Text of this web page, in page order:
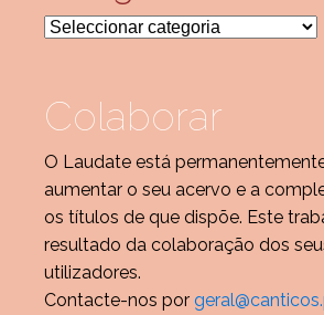
Categorias
Colaborar
O Laudate está
aumentar o seu acervo e a
os títulos de que dispõe. Este
resultado da colaboração dos
utilizadores.
Contacte-nos por